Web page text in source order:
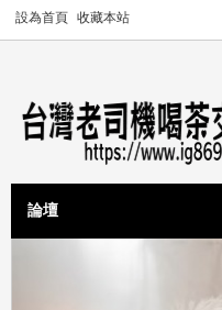
設為首頁 收藏本站
論壇